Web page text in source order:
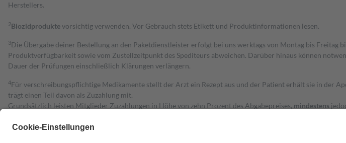
Herstellers.
2Biozidproduktevorsichtig verwenden. Vor Gebrauch stets Etikett und Produktinformationen lesen.
3Die Übergabe deiner Bestellung an den Paketdienstleister erfolgt bei uns werktags von Montag bis Freitag
Produktverfügbarkeit sowie vom Zustellzeitpunkt des Spediteurs abweichen. Darüber hinaus können
Dauer der Prüfungen einschließlich Klärungen verlängern.
4Für verschreibungspflichtige Medikamente stellt der Arzt ein Rezept aus und der Patient erhält sie in der
trägt einen Teil davon als Zuzahlung mit.
Grundsätzlich leisten Mitglieder Zuzahlungen in Höhe von zehn Prozent des Abgabepreises, mindestens
Diese Regeln gelten grundsätzlich auch für Online-Apotheken.